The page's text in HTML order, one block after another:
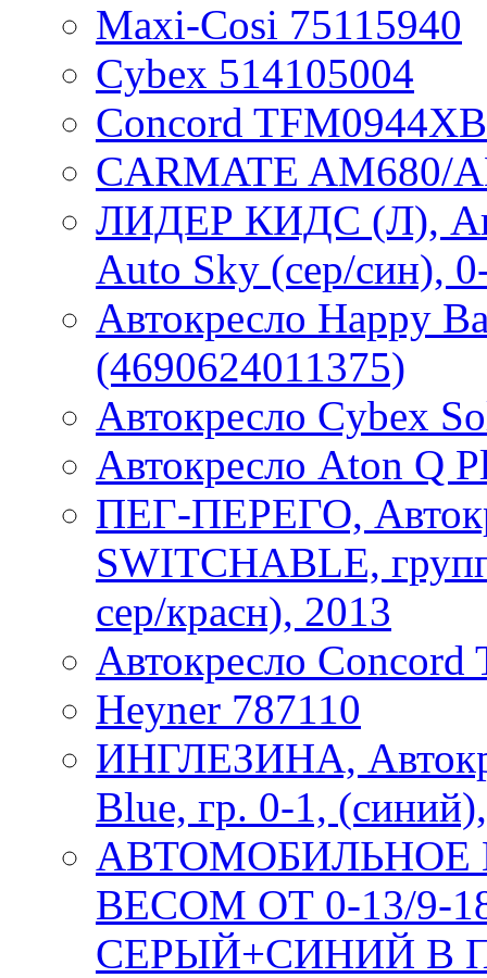
Maxi-Cosi 75115940
Cybex 514105004
Concord TFM0944XB
CARMATE AM680/
ЛИДЕР КИДС (Л),
Auto Sky (сер/син),
Автокресло Happy
(4690624011375)
Автокресло Cybex
Автокресло Aton Q
ПЕГ-ПЕРЕГО,
SWITCHABLE,
сер/красн), 2013
Автокресло Concord
Heyner 787110
ИНГЛЕЗИНА,
Blue, гр. 0-1,
АВТОМОБИЛЬНОЕ
ВЕСОМ ОТ 0-13/9-
СЕРЫЙ+СИНИЙ В